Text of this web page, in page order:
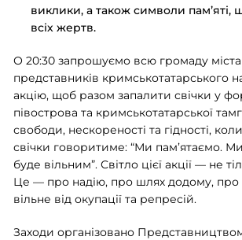
виклики, а також символи памʼяті,
всіх жертв.
О 20:30 запрошуємо всю громаду
представників кримськотатарського
акцію, щоб разом запалити свічки у
півострова та кримськотатарської
свободи, нескореності та гідності,
свічки говоритиме: “Ми памʼятаємо.
буде вільним”. Світло цієї акції — не
Це — про надію, про шлях додому, про
вільне від окупації та репресій.
Заходи організовано